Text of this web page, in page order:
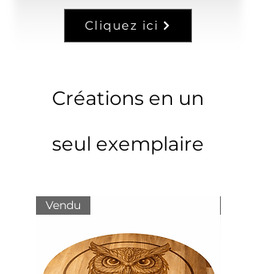
Cliquez ici
Créations en un
seul exemplaire
Vendu